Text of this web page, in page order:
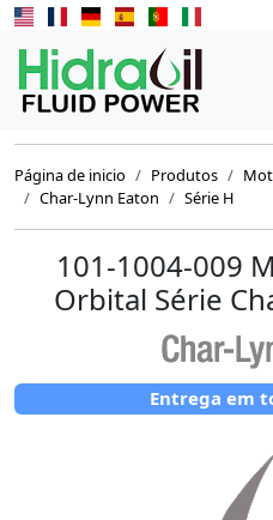
Página de inicio Produtos
Char-Lynn Eaton
Série H
101-1004-009
Orbital Série
Entrega em